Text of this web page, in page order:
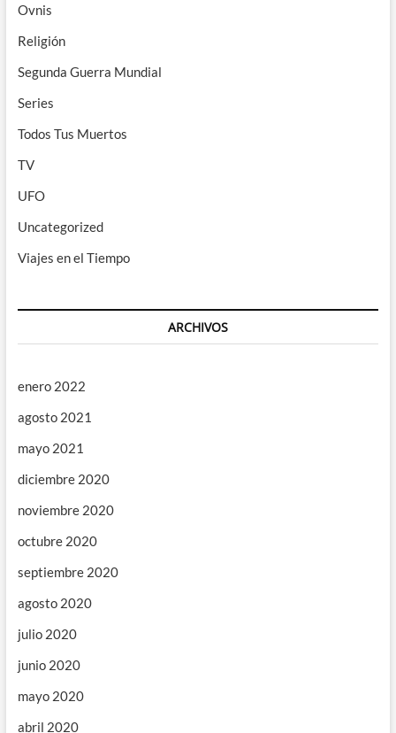
Ovnis
Religión
Segunda Guerra Mundial
Series
Todos Tus Muertos
TV
UFO
Uncategorized
Viajes en el Tiempo
ARCHIVOS
enero 2022
agosto 2021
mayo 2021
diciembre 2020
noviembre 2020
octubre 2020
septiembre 2020
agosto 2020
julio 2020
junio 2020
mayo 2020
abril 2020